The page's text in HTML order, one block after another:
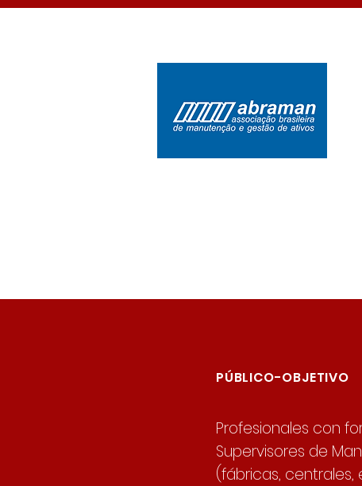
PÚBLICO-OBJETIVO
Profesionales con
Supervisores de
(fábricas,